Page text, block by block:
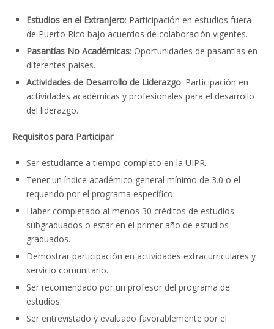
Estudios en el Extranjero: Participación en estudios fuera
de Puerto Rico bajo acuerdos de colaboración vigentes.
Pasantías No Académicas: Oportunidades de pasantías en
diferentes países.
Actividades de Desarrollo de Liderazgo: Participación en
actividades académicas y profesionales para el desarrollo
del liderazgo.
Requisitos para Participar:
Ser estudiante a tiempo completo en la UIPR.
Tener un índice académico general mínimo de 3.0 o el
requerido por el programa específico.
Haber completado al menos 30 créditos de estudios
subgraduados o estar en el primer año de estudios
graduados.
Demostrar participación en actividades extracurriculares y
servicio comunitario.
Ser recomendado por un profesor del programa de
estudios.
Ser entrevistado y evaluado favorablemente por el